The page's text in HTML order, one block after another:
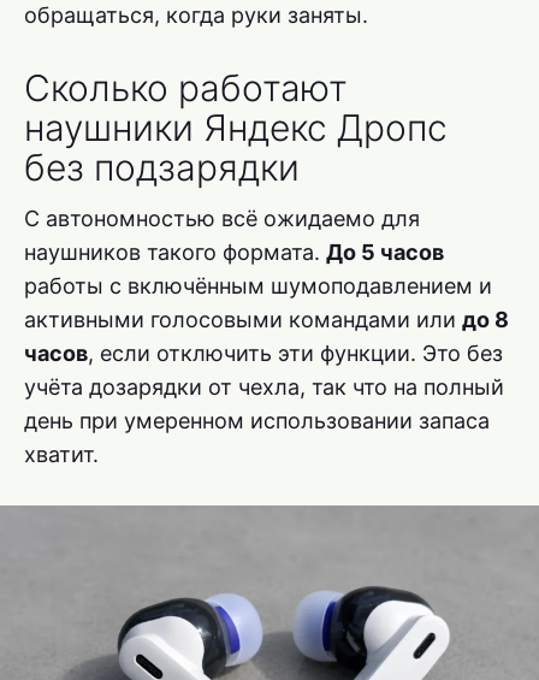
обращаться, когда руки заняты.
Сколько работают
наушники Яндекс Дропс
без подзарядки
С автономностью всё ожидаемо для
наушников такого формата. До 5 часов
работы с включённым шумоподавлением и
активными голосовыми командами или до 8
часов, если отключить эти функции. Это без
учёта дозарядки от чехла, так что на полный
день при умеренном использовании запаса
хватит.